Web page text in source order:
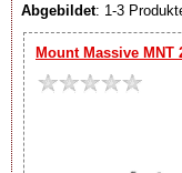
Abgebildet: 1-3
Mount Massive MNT